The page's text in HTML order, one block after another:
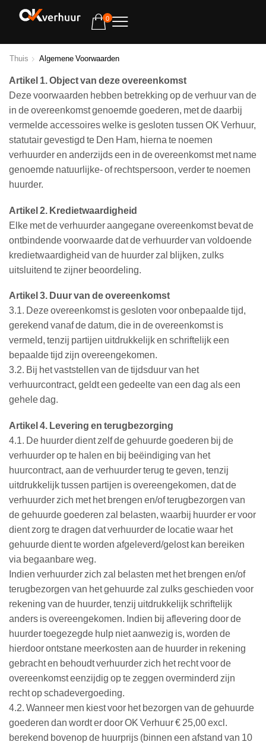
0
Thuis Algemene Voorwaarden
Artikel 1. Object van deze overeenkomst
Deze voorwaarden hebben betrekking op de verhuur van de
in de overeenkomst genoemde goederen, met de daarbij
vermelde accessoires welke is gesloten tussen OK Verhuur,
statutair gevestigd te Den Ham, hierna te noemen
verhuurder en anderzijds een in de overeenkomst met name
genoemde natuurlijke- of rechtspersoon, verder te noemen
huurder.
Artikel 2. Kredietwaardigheid
Elke met de verhuurder aangegane overeenkomst bevat de
ontbindende voorwaarde dat de verhuurder van voldoende
kredietwaardigheid van de huurder zal blijken, zulks
uitsluitend te zijner beoordeling.
Artikel 3. Duur van de overeenkomst
3.1. Deze overeenkomst is gesloten voor onbepaalde tijd,
gerekend vanaf de datum, die in de overeenkomst is
vermeld, tenzij partijen uitdrukkelijk en schriftelijk een
bepaalde tijd zijn overeengekomen.
3.2. Bij het vaststellen van de tijdsduur van het
verhuurcontract, geldt een gedeelte van een dag als een
gehele dag.
Artikel 4. Levering en terugbezorging
4.1. De huurder dient zelf de gehuurde goederen bij de
verhuurder op te halen en bij beëindiging van het
huurcontract, aan de verhuurder terug te geven, tenzij
uitdrukkelijk tussen partijen is overeengekomen, dat de
verhuurder zich met het brengen en/of terugbezorgen van
de gehuurde goederen zal belasten, waarbij huurder er voor
dient zorg te dragen dat verhuurder de locatie waar het
gehuurde dient te worden afgeleverd/gelost kan bereiken
via begaanbare weg.
Indien verhuurder zich zal belasten met het brengen en/of
terugbezorgen van het gehuurde zal zulks geschieden voor
rekening van de huurder, tenzij uitdrukkelijk schriftelijk
anders is overeengekomen. Indien bij aflevering door de
huurder toegezegde hulp niet aanwezig is, worden de
hierdoor ontstane meerkosten aan de huurder in rekening
gebracht en behoudt verhuurder zich het recht voor de
overeenkomst eenzijdig op te zeggen overminderd zijn
recht op schadevergoeding.
4.2. Wanneer men kiest voor het bezorgen van de gehuurde
goederen dan wordt er door OK Verhuur € 25,00 excl.
berekend bovenop de huurprijs (binnen een afstand van 10